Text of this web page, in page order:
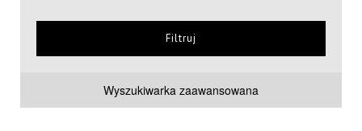
Filtruj
Wyszukiwarka zaawansowana